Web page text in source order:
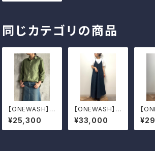
同じカテゴリの商品
【ONEWASH】綿
麻ベーシックシ
ャツ
¥25,300
【ONEWASH】デ
ニムキャミワンピ
¥33,000
【
麻